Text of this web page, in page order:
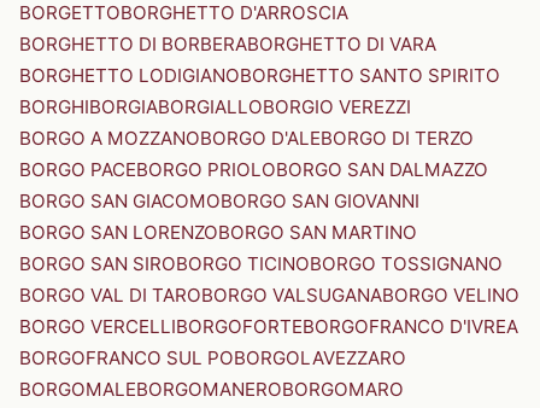
BORGETTOBORGHETTO D'ARROSCIA
BORGHETTO DI BORBERABORGHETTO DI VARA
BORGHETTO LODIGIANOBORGHETTO SANTO SPIRITO
BORGHIBORGIABORGIALLOBORGIO VEREZZI
BORGO A MOZZANOBORGO D'ALEBORGO DI TERZO
BORGO PACEBORGO PRIOLOBORGO SAN DALMAZZO
BORGO SAN GIACOMOBORGO SAN GIOVANNI
BORGO SAN LORENZOBORGO SAN MARTINO
BORGO SAN SIROBORGO TICINOBORGO TOSSIGNANO
BORGO VAL DI TAROBORGO VALSUGANABORGO VELINO
BORGO VERCELLIBORGOFORTEBORGOFRANCO D'IVREA
BORGOFRANCO SUL POBORGOLAVEZZARO
BORGOMALEBORGOMANEROBORGOMARO